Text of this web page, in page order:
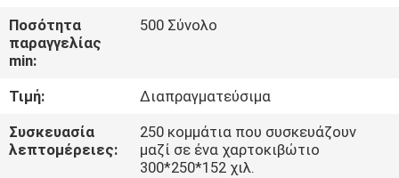
ΈΛΕΓΧΟΣ
ΠΟΙΌΤΗΤΑΣ
ΕΠΙΚΟΙΝΩΝΉΣΤΕ
ΜΑΖΊ
Ποσότητα
παραγγελίας
min:
500 Σύνολο
Τιμή:
Διαπραγματεύσιμα
Συσκευασία
λεπτομέρειες:
250 κομμάτια που συσκευάζουν
μαζί σε ένα χαρτοκιβώτιο
300*250*152 χιλ.